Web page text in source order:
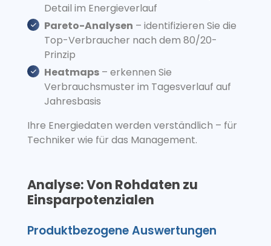
Detail im Energieverlauf
Pareto-Analysen – identifizieren Sie die
Top-Verbraucher nach dem 80/20-
Prinzip
Heatmaps – erkennen Sie
Verbrauchsmuster im Tagesverlauf auf
Jahresbasis
Ihre Energiedaten werden verständlich – für
Techniker wie für das Management.
Analyse: Von Rohdaten zu
Einsparpotenzialen
Produktbezogene Auswertungen